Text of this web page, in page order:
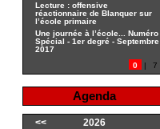
Lecture : offensive
réactionnaire de Blanquer sur
l’école primaire
Une journée à l’école... Numéro
Spécial - 1er degré - Septembre
2017
0
| 7
Agenda
<<
2026